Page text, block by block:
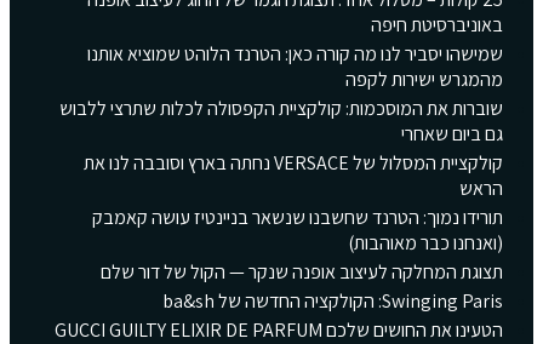
באוניברסיטת חיפה
שמישהו יסביר לנו מה קורה כאן: הטרנד הלוהט שמוציא אותנו
מהמגרש ישירות לקפה
שוברות את המוסכמות: קולקציית הקפסולה לכלות שתרצי ללבוש
גם ביום שאחרי
קולקציית המסלול של VERSACE נחתה בארץ וסובבה לנו את
הראש
תורידו נמוך: הטרנד שחשבנו שנשאר בניינטיז עושה קאמבק
(ואנחנו כבר מאוהבות)
תצוגת המחלקה לעיצוב אופנה שנקר — הקול של דור שלם
Swinging Paris: הקולקציה החדשה של ba&sh
הטעינו את החושים שלכם GUCCI GUILTY ELIXIR DE PARFUM